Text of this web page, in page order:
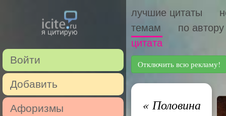
Войти
Добавить
Афоризмы
лучшие цитаты
темам
по автору
цитата
Отключить всю рекламу!
«Половина